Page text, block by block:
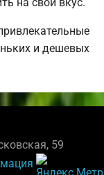
на свой вкус.
и дешевых
59